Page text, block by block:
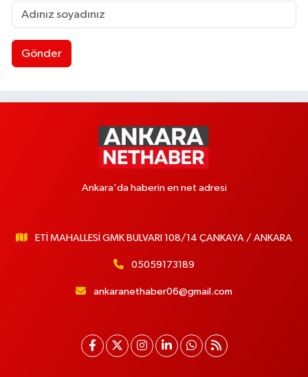
Gönder
Ankara'da haberin en net adresi
ETİ MAHALLESİ GMK BULVARI 108/14 ÇANKAYA / ANKARA
05059173189
ankaranethaber06@gmail.com